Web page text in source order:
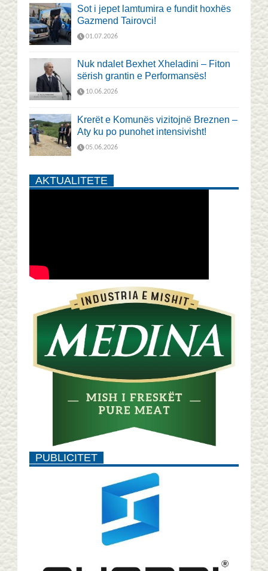
Sot i jepet lamtumira e fundit hoxhës
Gazmend Tairovci!
01.07.2026
Nuk ndalet Bexhet Xheladini – Fiton
sërish grantin e Performansës!
10.06.2026
Krerët e Komunës vizitojnë Breznen –
Aty ku po punohet intensivisht!
05.06.2026
AKTUALITETE
PUBLICITET